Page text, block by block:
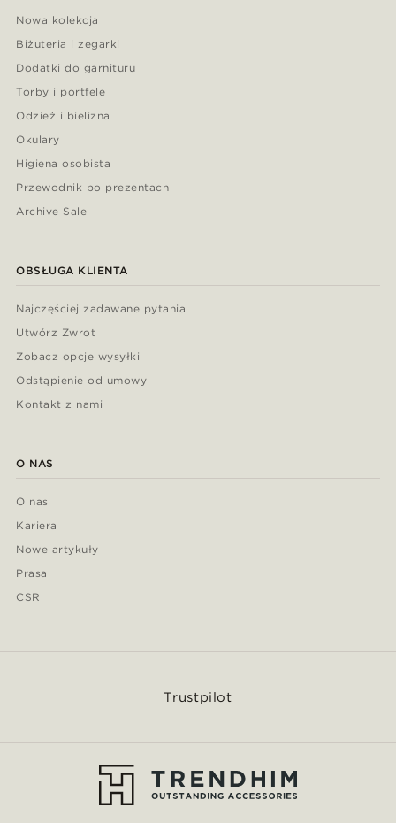
Nowa kolekcja
Biżuteria i zegarki
Dodatki do garnituru
Torby i portfele
Odzież i bielizna
Okulary
Higiena osobista
Przewodnik po prezentach
Archive Sale
OBSŁUGA KLIENTA
Najczęściej zadawane pytania
Utwórz Zwrot
Zobacz opcje wysyłki
Odstąpienie od umowy
Kontakt z nami
O NAS
O nas
Kariera
Nowe artykuły
Prasa
CSR
Trustpilot